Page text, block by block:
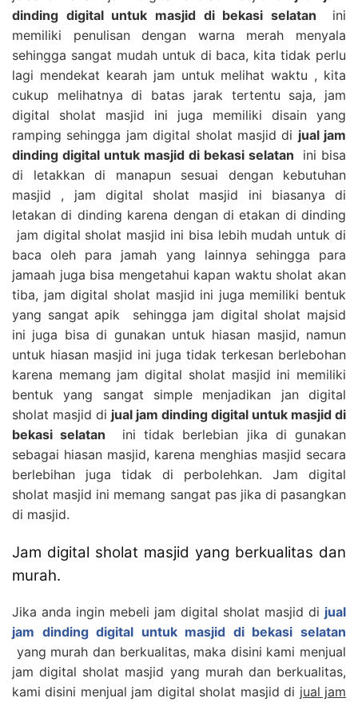
dinding digital untuk masjid di bekasi selatan
ini
memiliki penulisan dengan warna merah menyala
sehingga sangat mudah untuk di baca, kita tidak perlu
lagi mendekat kearah jam untuk melihat waktu , kita
cukup melihatnya di batas jarak tertentu saja, jam
digital sholat masjid ini juga memiliki disain yang
ramping sehingga jam digital sholat masjid di jual jam
dinding digital untuk masjid di bekasi selatan
ini bisa
di letakkan di manapun sesuai dengan kebutuhan
masjid , jam digital sholat masjid ini biasanya di
letakan di dinding karena dengan di etakan di dinding
jam digital sholat masjid ini bisa lebih mudah untuk di
baca oleh para jamah yang lainnya sehingga para
jamaah juga bisa mengetahui kapan waktu sholat akan
tiba, jam digital sholat masjid ini juga memiliki bentuk
yang sangat apik sehingga jam digital sholat majsid
ini juga bisa di gunakan untuk hiasan masjid, namun
untuk hiasan masjid ini juga tidak terkesan berlebohan
karena memang jam digital sholat masjid ini memiliki
bentuk yang sangat simple menjadikan jan digital
sholat masjid di jual jam dinding digital untuk masjid di
bekasi selatan ini tidak berlebian jika di gunakan
sebagai hiasan masjid, karena menghias masjid secara
berlebihan juga tidak di perbolehkan. Jam digital
sholat masjid ini memang sangat pas jika di pasangkan
di masjid.
Jam digital sholat masjid yang berkualitas dan
murah.
Jika anda ingin mebeli jam digital sholat masjid di jual
jam dinding digital untuk masjid di bekasi selatan
yang murah dan berkualitas, maka disini kami menjual
jam digital sholat masjid yang murah dan berkualitas,
kami disini menjual jam digital sholat masjid di jual jam